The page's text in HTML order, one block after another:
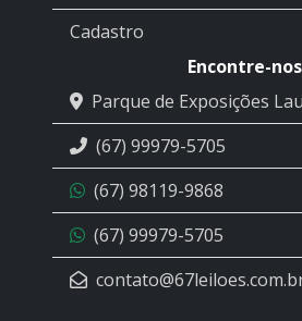
Cadastro
Encontre-nos
Parque de Exposições
(67) 99979-5705
(67) 98119-9868
(67) 99979-5705